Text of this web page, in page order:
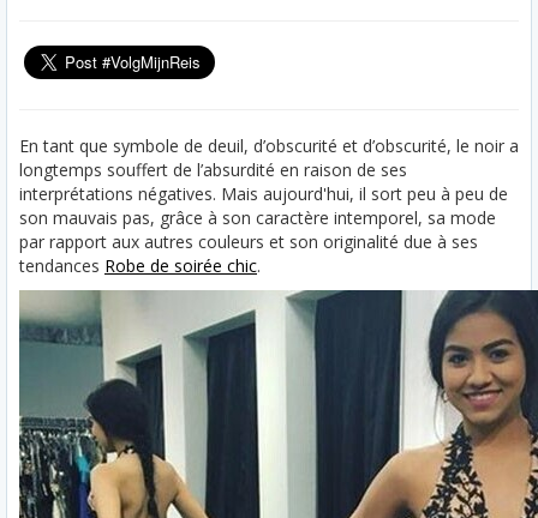
En tant que symbole de deuil, d’obscurité et d’obscurité, le noir a
longtemps souffert de l’absurdité en raison de ses
interprétations négatives. Mais aujourd'hui, il sort peu à peu de
son mauvais pas, grâce à son caractère intemporel, sa mode
par rapport aux autres couleurs et son originalité due à ses
tendances Robe de soirée chic.